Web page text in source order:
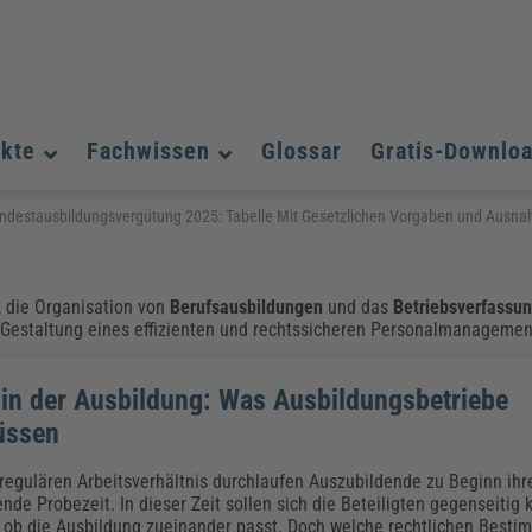
Aushangpflichtige Gesetze & Vorschriften
Gefahrstoffe & REACH
Assistenz und Office-Management
Bauausführung
Leitung, Organisation & Dokumentation
Datenschutz und IT-Sicherheit
Organisation & Dokumentation
Weiterbildungen (AKADEMIE HERKERT)
Fachpublikationen & Arbeitshilfen
Weiterbildungen (AKADEMIE HERKERT)
Fachwissen
Assistenz und Office-Management
Führung und Management
Zoll und Export
Glossar Gratis-
Assistenz und Office-Management
Führung und Management
Zoll und Export
2025: Tabelle Mit Gesetzlichen Vorgaben und
, die Organisation von Berufsausbildungen und das
eines effizienten und rechtssicheren
der Ausbildung: Was Ausbildungsbetriebe
Arbeitsverhältnis durchlaufen Auszubildende zu Beginn
Probezeit. In dieser Zeit sollen sich die Beteiligten gegenseitig
die Ausbildung zueinander passt. Doch welche rechtlichen